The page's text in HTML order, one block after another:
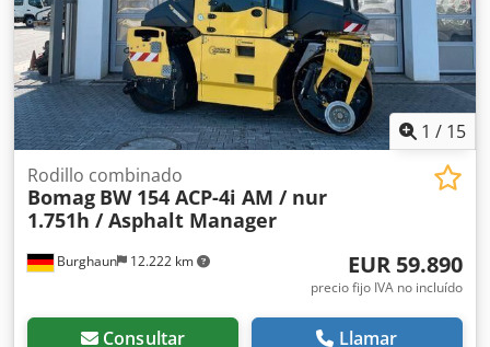
1 / 15
Burghaun 12.222 km
Rodillo combinado
Bomag BW 154 ACP-4i AM / nur
1.751h / Asphalt Manager
EUR 59.890
precio fijo IVA no incluído
Consultar Llamar